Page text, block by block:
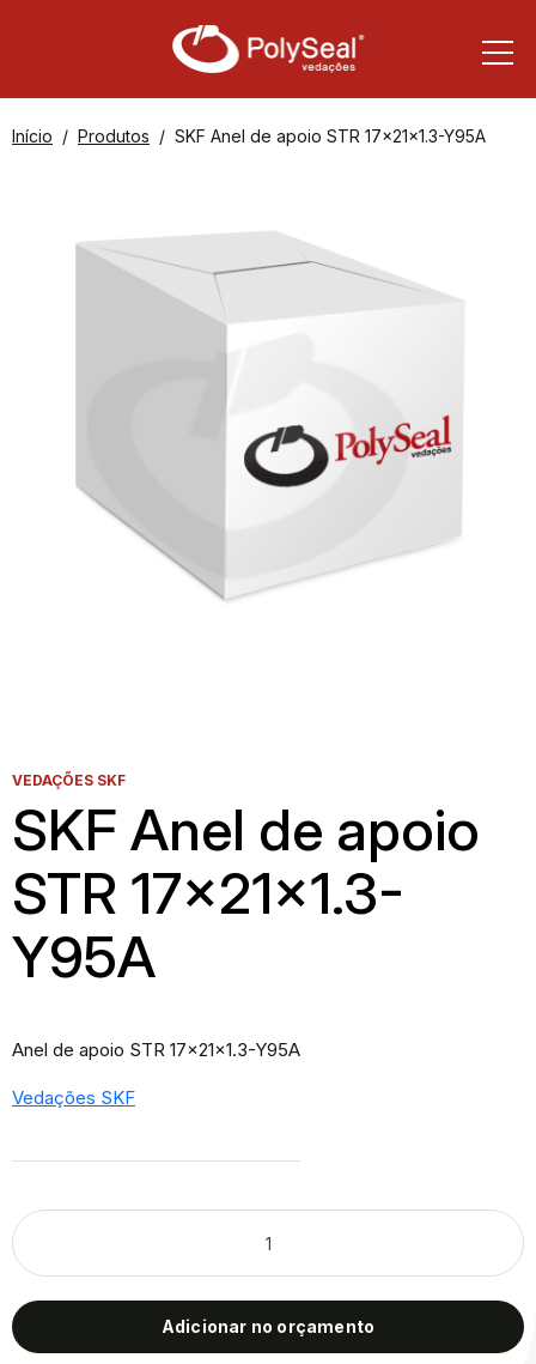
Início Produtos SKF Anel de apoio STR 17x21x1.3-Y95A
VEDAÇÕES SKF
SKF Anel de apoio
STR 17x21x1.3-
Y95A
Anel de apoio STR 17x21x1.3-Y95A
Vedações SKF
Adicionar no orçamento